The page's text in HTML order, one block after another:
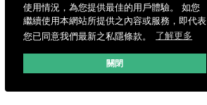
使用情況，為您提供最佳的用戶體驗。 如您
繼續使用本網站所提供之內容或服務，即代表
您已同意我們最新之私隱條款。
了解更多
關閉